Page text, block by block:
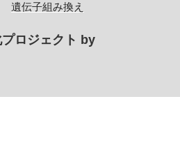
遺伝子組み換え
ロジェクト by